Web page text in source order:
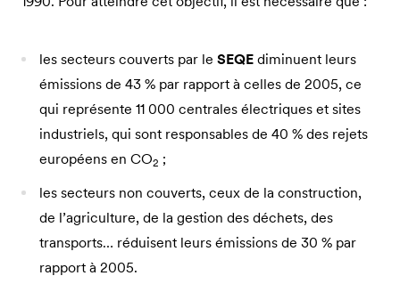
les secteurs couverts par le SEQE diminuent leurs
émissions de 43 % par rapport à celles de 2005, ce
qui représente 11 000 centrales électriques et sites
industriels, qui sont responsables de 40 % des rejets
européens en CO2 ;
les secteurs non couverts, ceux de la construction,
de l’agriculture, de la gestion des déchets, des
transports… réduisent leurs émissions de 30 % par
rapport à 2005.